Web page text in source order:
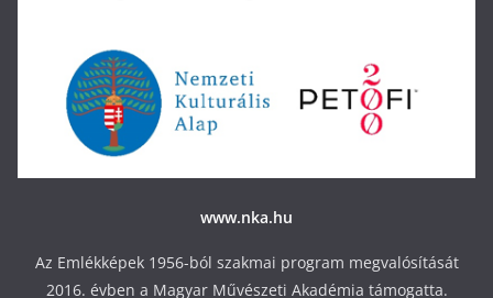
www.nka.hu
Az Emlékképek 1956-ból szakmai program megvalósítását
2016. évben a Magyar Művészeti Akadémia támogatta.